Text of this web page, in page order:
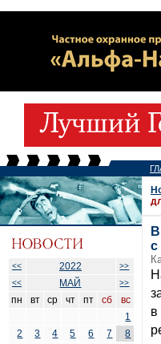
<< 2022
>>
<<
МАЙ >>
пн вт ср чт пт сб
вс
1
2
3 4 5 6 7
8
с
в